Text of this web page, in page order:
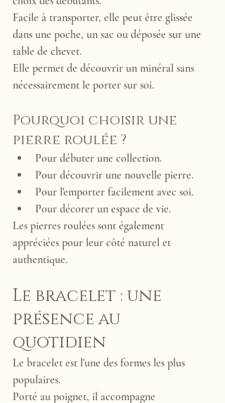
Facile à transporter, elle peut être glissée
dans une poche, un sac ou déposée sur une
table de chevet.
Elle permet de découvrir un minéral sans
nécessairement le porter sur soi.
Pourquoi choisir une
pierre roulée ?
Pour débuter une collection.
Pour découvrir une nouvelle pierre.
Pour l'emporter facilement avec soi.
Pour décorer un espace de vie.
Les pierres roulées sont également
appréciées pour leur côté naturel et
authentique.
Le bracelet : une
présence au
quotidien
Le bracelet est l'une des formes les plus
populaires.
Porté au poignet, il accompagne